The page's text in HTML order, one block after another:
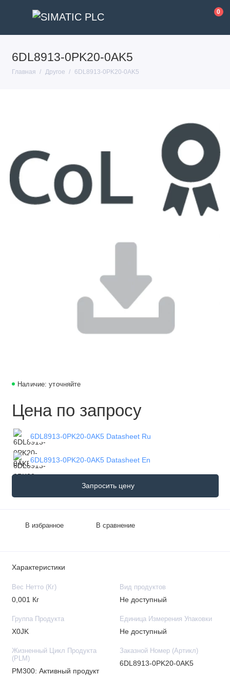
0
6DL8913-0PK20-0AK5
Главная Другое 6DL8913-0PK20-0AK5
Наличие: уточняйте
Цена по запросу
6DL8913-0PK20-0AK5 Datasheet Ru
6DL8913-0PK20-0AK5 Datasheet En
Запросить цену
В избранное В сравнение
Характеристики
Вес Нетто (Кг)
0,001 Кг
Вид продуктов
Не доступный
Группа Продукта
X0JK
Единица Измерения Упаковки
Не доступный
Жизненный Цикл Продукта
(PLM)
PM300: Активный продукт
Заказной Номер (Артикл)
6DL8913-0PK20-0AK5